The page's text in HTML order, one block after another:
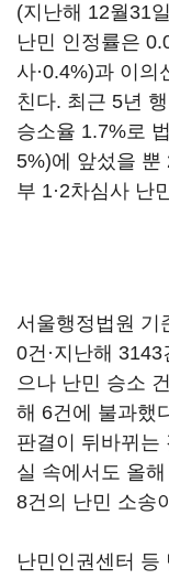
(지난해 12월31
난민 인정률은
사·0.4%)과 이의
친다. 최근 5년
승소율 1.7%로
5%)에 앞섰을 뿐
부 1·2차심사 난
서울행정법원 기
0건·지난해
으나 난민 승소
해 6건에 불과했
판결이 뒤바뀌는
실 속에서도 올
8건의 난민 소송
난민인권센터 등